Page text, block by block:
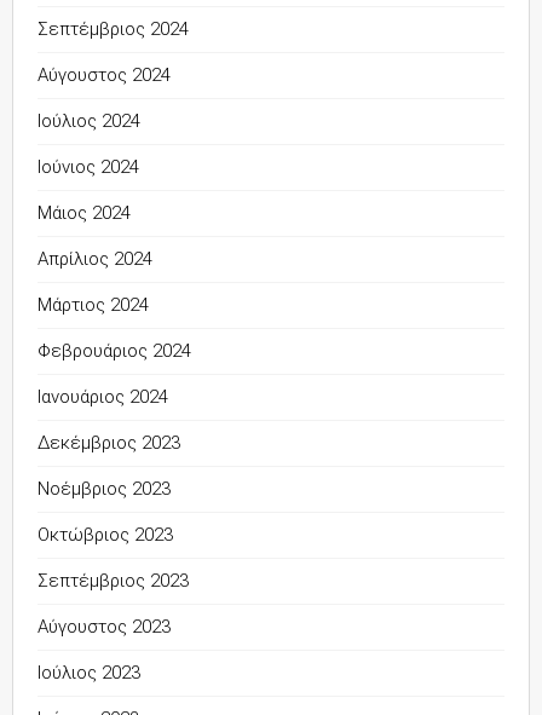
Σεπτέμβριος 2024
Αύγουστος 2024
Ιούλιος 2024
Ιούνιος 2024
Μάιος 2024
Απρίλιος 2024
Μάρτιος 2024
Φεβρουάριος 2024
Ιανουάριος 2024
Δεκέμβριος 2023
Νοέμβριος 2023
Οκτώβριος 2023
Σεπτέμβριος 2023
Αύγουστος 2023
Ιούλιος 2023